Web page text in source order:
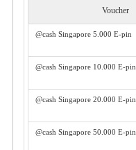
Voucher
@cash Singapore 5.000 E-pin
@cash Singapore 10.000 E-pin
@cash Singapore 20.000 E-pin
@cash Singapore 50.000 E-pin